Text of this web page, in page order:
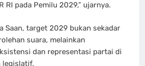
RI pada Pemilu 2029,” ujarnya.
Saan, target 2029 bukan sekadar
suara, melainkan
dan representasi partai di
legislatif.